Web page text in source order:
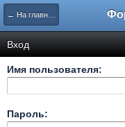
← На главную
Вход
Имя пользователя:
Пароль: